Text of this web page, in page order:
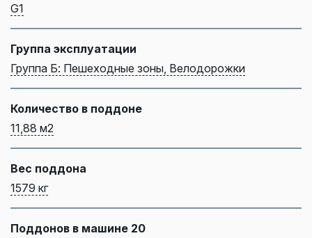
G1
Группа эксплуатации
Группа Б: Пешеходные зоны, Велодорожки
Количество в поддоне
11,88 м2
Вес поддона
1579 кг
Поддонов в машине 20